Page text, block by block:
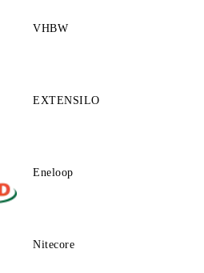
VHBW
EXTENSILO
Eneloop
Nitecore